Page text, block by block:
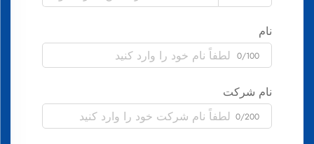
نام
0/100
نام شرکت
0/200